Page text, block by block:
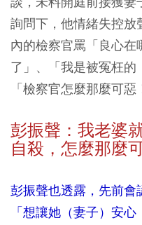
詢問下，他情緒失控放
內的檢察官罵「良心
了」、「我是被冤枉的
「檢察官怎麼那麼可惡
彭振聲：我老婆
自殺，怎麼那麼
彭振聲也透露，先前會
「想讓她（妻子）安